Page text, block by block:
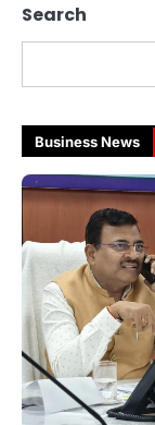
Search
Business News